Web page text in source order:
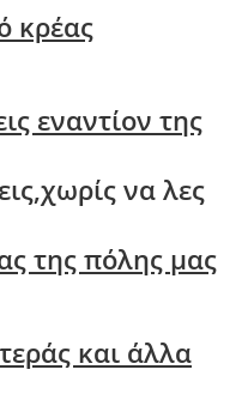
κρέας
εναντίον της
να λες
της πόλης μας
και άλλα